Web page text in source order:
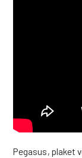
Pegasus, plaket